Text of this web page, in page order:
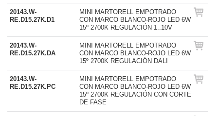
20143.W-
RE.D15.27K.D1
MINI MARTORELL EMPOTRADO
CON MARCO BLANCO-ROJO LED 6W
15º 2700K REGULACIÓN 1..10V
20143.W-
RE.D15.27K.DA
MINI MARTORELL EMPOTRADO
CON MARCO BLANCO-ROJO LED 6W
15º 2700K REGULACIÓN DALI
20143.W-
RE.D15.27K.PC
MINI MARTORELL EMPOTRADO
CON MARCO BLANCO-ROJO LED 6W
15º 2700K REGULACIÓN CON CORTE
DE FASE